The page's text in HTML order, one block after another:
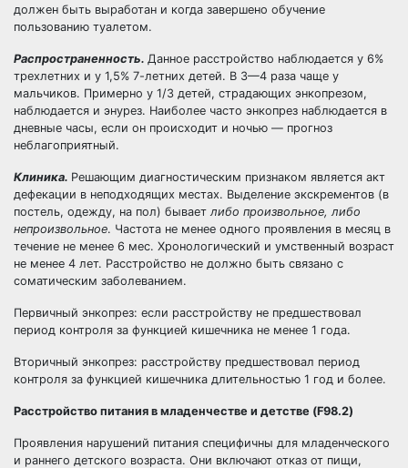
должен быть выработан и когда завершено обучение
пользованию туалетом.
Распространенность. Данное расстройство наблюдается у 6%
трехлетних и у 1,5% 7-летних детей. В 3—4 раза чаще у
мальчиков. Примерно у 1/3 детей, страдающих энкопрезом,
наблюдается и энурез. Наиболее часто энкопрез наблюдается в
дневные часы, если он происходит и ночью — прогноз
неблагоприятный.
Клиника. Решающим диагностическим признаком является акт
дефекации в неподходящих местах. Выделение экскрементов (в
постель, одежду, на пол) бываетлибо произвольное, либо
непроизвольное. Частота не менее одного проявления в месяц в
течение не менее 6 мес. Хронологический и умственный возраст
не менее 4 лет. Расстройство не должно быть связано с
соматическим заболеванием.
Первичный энкопрез: если расстройству не предшествовал
период контроля за функцией кишечника не менее 1 года.
Вторичный энкопрез: расстройству предшествовал период
контроля за функцией кишечника длительностью 1 год и более.
Расстройство питания в младенчестве и детстве (F98.2)
Проявления нарушений питания специфичны для младенческого
и раннего детского возраста. Они включают отказ от пищи,